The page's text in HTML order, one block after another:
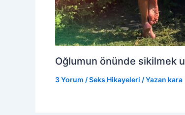
Oğlumun önünde sikilmek
3 Yorum /Seks Hikayeleri / Yazan kara